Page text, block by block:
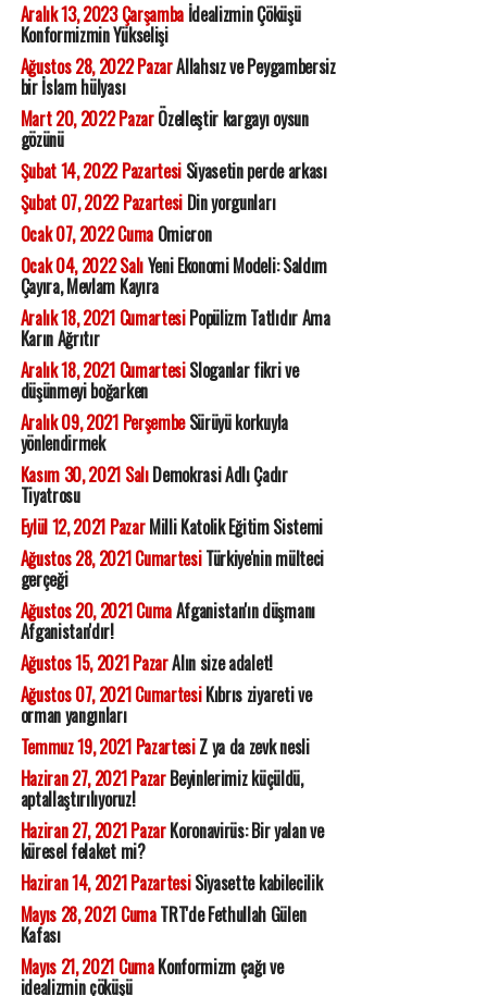
Aralık 13, 2023 Çarşambaİdealizmin Çöküşü
Konformizmin Yükselişi
Ağustos 28, 2022 PazarAllahsız ve Peygambersiz
bir İslam hülyası
Mart 20, 2022 PazarÖzelleştir kargayı oysun
gözünü
Şubat 14, 2022 PazartesiSiyasetin perde arkası
Şubat 07, 2022 PazartesiDin yorgunları
Ocak 07, 2022 CumaOmicron
Ocak 04, 2022 SalıYeni Ekonomi Modeli: Saldım
Çayıra, Mevlam Kayıra
Aralık 18, 2021 CumartesiPopülizm Tatlıdır Ama
Karın Ağrıtır
Aralık 18, 2021 CumartesiSloganlar fikri ve
düşünmeyi boğarken
Aralık 09, 2021 PerşembeSürüyü korkuyla
yönlendirmek
Kasım 30, 2021 SalıDemokrasi Adlı Çadır
Tiyatrosu
Eylül 12, 2021 PazarMilli Katolik Eğitim Sistemi
Ağustos 28, 2021 CumartesiTürkiye'nin mülteci
gerçeği
Ağustos 20, 2021 CumaAfganistan'ın düşmanı
Afganistan'dır!
Ağustos 15, 2021 PazarAlın size adalet!
Ağustos 07, 2021 CumartesiKıbrıs ziyareti ve
orman yangınları
Temmuz 19, 2021 PazartesiZ ya da zevk nesli
Haziran 27, 2021 PazarBeyinlerimiz küçüldü,
aptallaştırılıyoruz!
Haziran 27, 2021 PazarKoronavirüs: Bir yalan ve
küresel felaket mi?
Haziran 14, 2021 PazartesiSiyasette kabilecilik
Mayıs 28, 2021 CumaTRT'de Fethullah Gülen
Kafası
Mayıs 21, 2021 CumaKonformizm çağı ve
idealizmin çöküşü